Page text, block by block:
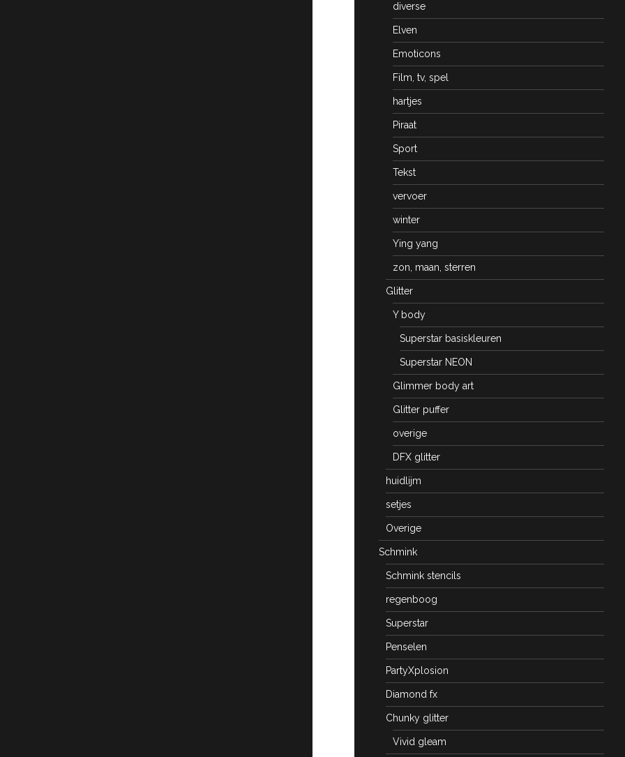
diverse
Elven
Emoticons
Film, tv, spel
hartjes
Piraat
Sport
Tekst
vervoer
winter
Ying yang
zon, maan, sterren
Glitter
Y body
Superstar basiskleuren
Superstar NEON
Glimmer body art
Glitter puffer
overige
DFX glitter
huidlijm
setjes
Overige
Schmink
Schmink stencils
regenboog
Superstar
Penselen
PartyXplosion
Diamond fx
Chunky glitter
Vivid gleam